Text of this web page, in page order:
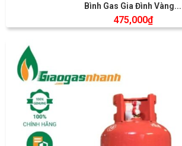
Bình Gas Gia Đình Vàng...
475,000₫